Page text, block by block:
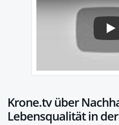
Play
Krone.tv über
Lebensqualität in